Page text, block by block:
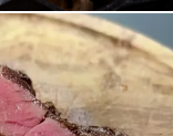
ばしさが旨い、名物
かコース料理でも